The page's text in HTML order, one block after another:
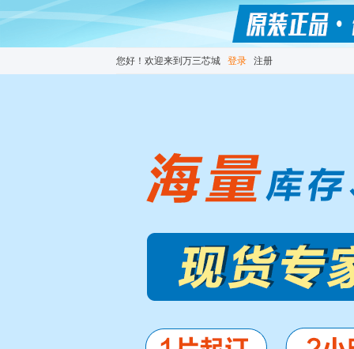
您好！欢迎来到万三芯城 登录 注册